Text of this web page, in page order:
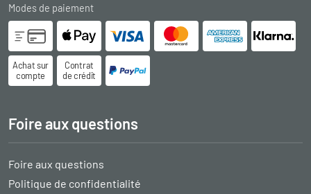
Modes de paiement
Achat sur
compte
Contrat
de crédit
Foire aux questions
Foire aux questions
Politique de confidentialité